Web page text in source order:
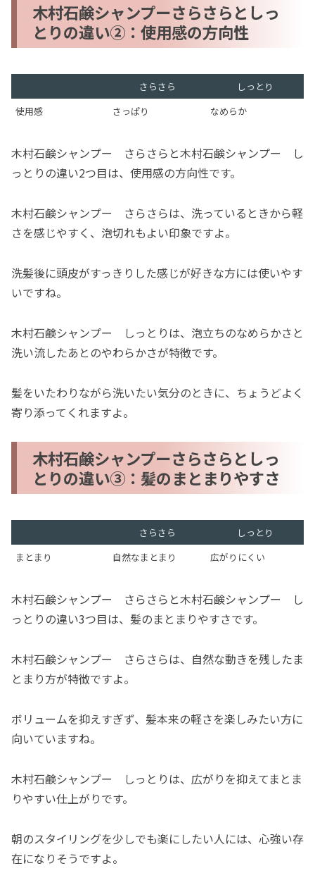
木村石鹸シャンプーさらさらとしっ
とりの違い②：使用感の方向性
さらさら
しっとり
使用感
さっぱり なめらか
木村石鹸シャンプー さらさらと木村石鹸シャンプー し
っとりの違い2つ目は、使用感の方向性です。
木村石鹸シャンプー さらさらは、洗っているときから軽
さを感じやすく、泡切れもよい印象ですよ。
洗髪後に頭皮がすっきりした感じが好きな方には使いやす
いですね。
木村石鹸シャンプー しっとりは、泡立ちのなめらかさと
洗い流したあとのやわらかさが特徴です。
髪をいたわりながら洗いたい気分のときに、ちょうどよく
寄り添ってくれますよ。
木村石鹸シャンプーさらさらとしっ
とりの違い③：髪のまとまりやすさ
さらさら
しっとり
まとまり
自然なまとまり 広がりにくい
木村石鹸シャンプー さらさらと木村石鹸シャンプー し
っとりの違い3つ目は、髪のまとまりやすさです。
木村石鹸シャンプー さらさらは、自然な動きを残したま
とまり方が特徴ですよ。
ボリュームを抑えすぎず、髪本来の軽さを楽しみたい方に
向いていますね。
木村石鹸シャンプー しっとりは、広がりを抑えてまとま
りやすい仕上がりです。
朝のスタイリングを少しでも楽にしたい人には、心強い存
在になりそうですよ。